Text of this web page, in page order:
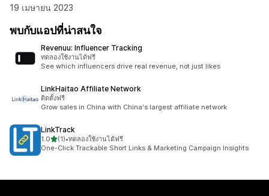
19 เมษายน 2023
พบกับแอปที่น่าสนใจ
Revenuu: Influencer Tracking
ทดลองใช้งานได้ฟรี
See which influencers drive real revenue, not just likes
LinkHaitao Affiliate Network
ติดตั้งฟรี
Grow sales in China with China's largest affiliate network
LinkTrack
1.0เต็ม 5 ดาว
(1)
ทั้งหมด 1 รีวิว
•ทดลองใช้งานได้ฟรี
One-Click Trackable Short Links & Marketing Campaign Insights